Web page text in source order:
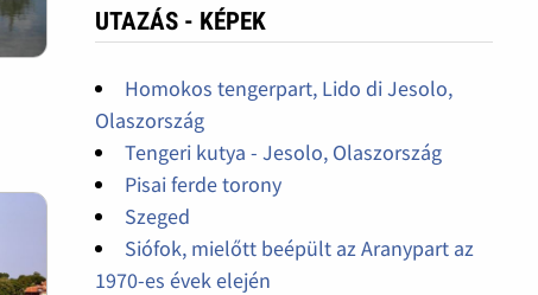
UTAZÁS - KÉPEK
Homokos tengerpart, Lido di Jesolo,
Olaszország
Tengeri kutya - Jesolo, Olaszország
Pisai ferde torony
Szeged
Siófok, mielőtt beépült az Aranypart az
1970-es évek elején